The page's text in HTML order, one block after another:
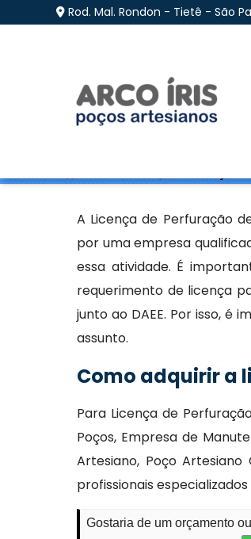
Rod. Mal. Rondon - Tietê - São
Licença de
A Licença de Perfuração
por uma empresa
essa atividade. É
requerimento de licença
junto ao DAEE. Por isso,
assunto.
Como adquirir a
Para Licença de
Poços, Empresa de
Artesiano, Poço
profissionais
Gostaria de um orçamento